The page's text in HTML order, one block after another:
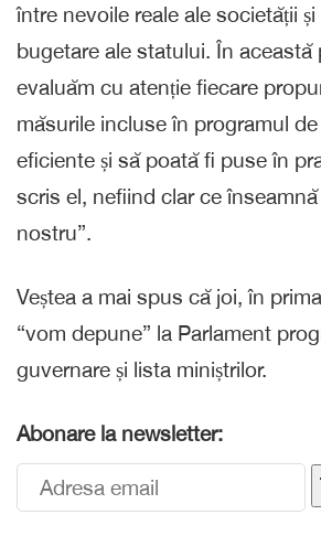
între nevoile reale ale societății
bugetare ale statului. În această
evaluăm cu atenție fiecare
măsurile incluse în programul
eficiente și să poată fi puse în
scris el, nefiind clar ce
nostru”.
Veștea a mai spus că joi, în
“vom depune” la Parlament
guvernare și lista miniștrilor.
Abonare la newsletter: